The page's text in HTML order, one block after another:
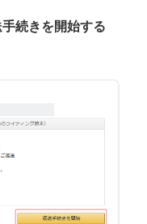
続きを開始する